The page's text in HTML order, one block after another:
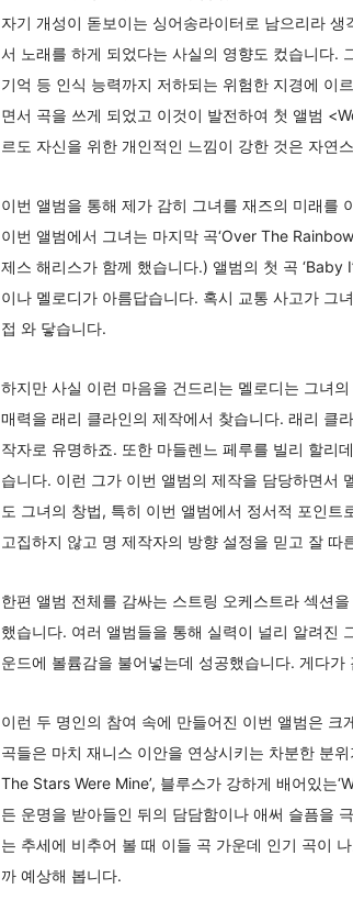
자기 개성이 돋보이는 싱어송라이터로 남으리라
서 노래를 하게 되었다는 사실의 영향도 컸습니다.
기억 등 인식 능력까지 저하되는 위험한 지경에 이
면서 곡을 쓰게 되었고 이것이 발전하여 첫 앨범
르도 자신을 위한 개인적인 느낌이 강한 것은 자연
이번 앨범을 통해 제가 감히 그녀를 재즈의 미래를
이번 앨범에서 그녀는 마지막 곡‘Over The
제스 해리스가 함께 했습니다.) 앨범의 첫 곡 ‘Baby
이나 멜로디가 아름답습니다. 혹시 교통 사고가 그
접 와 닿습니다.
하지만 사실 이런 마음을 건드리는 멜로디는 그녀
매력을 래리 클라인의 제작에서 찾습니다. 래리
작자로 유명하죠. 또한 마들렌느 페루를 빌리 할리
습니다. 이런 그가 이번 앨범의 제작을 담당하면서
도 그녀의 창법, 특히 이번 앨범에서 정서적 포인
고집하지 않고 명 제작자의 방향 설정을 믿고 잘
한편 앨범 전체를 감싸는 스트링 오케스트라 섹션
했습니다. 여러 앨범들을 통해 실력이 널리 알려진
운드에 볼륨감을 불어넣는데 성공했습니다. 게다
이런 두 명인의 참여 속에 만들어진 이번 앨범은
곡들은 마치 재니스 이안을 연상시키는 차분한 분
The Stars Were Mine’, 블루스가 강하게 배어있는
든 운명을 받아들인 뒤의 담담함이나 애써 슬픔을
는 추세에 비추어 볼 때 이들 곡 가운데 인기 곡이
까 예상해 봅니다.